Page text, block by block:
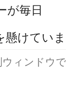
が毎日
懸けてい
ィンドウ